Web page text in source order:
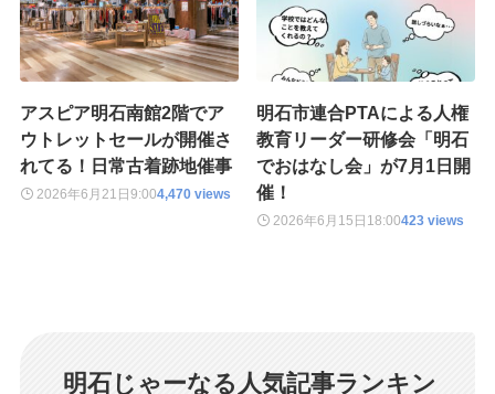
アスピア明石南館2階でア
ウトレットセールが開催さ
れてる！日常古着跡地催事
2026年6月21日 9:004,470 views
明石市連合PTAによる人権
教育リーダー研修会「明石
でおはなし会」が7月1日開
催！
2026年6月15日 18:00423 views
明石じゃーなる人気記事ランキン